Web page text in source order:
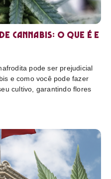
cannabis: O que é e
pode ser prejudicial
e como você pode fazer
cultivo, garantindo flores